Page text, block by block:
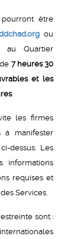
être
ou
au Quartier
7 heures 30
et les
.
les firmes
à manifester
dessus. Les
informations
requises et
Services.
sont :